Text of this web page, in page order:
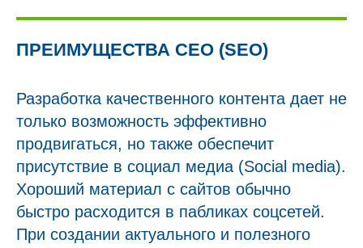
ПРЕИМУЩЕСТВА СЕО (SEO)
Разработка качественного контента дает не
только возможность эффективно
продвигаться, но также обеспечит
присутствие в социал медиа (Social media).
Хороший материал с сайтов обычно
быстро расходится в пабликах соцсетей.
При создании актуального и полезного